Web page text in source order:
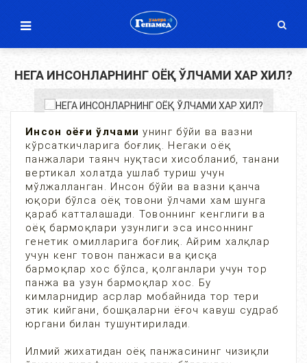
НЕГА ИНСОНЛАРНИНГ ОЁҚ ЎЛЧАМИ ХАР ХИЛ?
Инсон оёғи ўлчами унинг бўйи ва вазни
кўрсаткичларига боғлиқ. Негаки оёқ
панжалари таянч нуқтаси хисобланиб, танани
вертикал холатда ушлаб туриш учун
мўлжалланган. Инсон бўйи ва вазни қанча
юқори бўлса оёқ товони ўлчами хам шунга
қараб катталашади. Товоннинг кенглиги ва
оёқ бармоқлари узунлиги эса инсоннинг
генетик омилларига боғлиқ. Айрим халқлар
учун кенг товон панжаси ва қисқа
бармоқлар хос бўлса, қолганлари учун тор
панжа ва узун бармоқлар хос. Бу
кимларнидир асрлар мобайнида тор тери
этик кийгани, бошқаларни ёғоч кавуш судраб
юргани билан тушунтирилади.
Илмий жихатидан оёқ панжасининг чизиқли